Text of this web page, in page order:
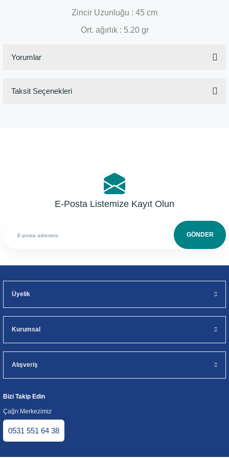
Zincir Uzunluğu : 45 cm
Ort. ağırlık : 5.20 gr
Yorumlar
Taksit Seçenekleri
E-Posta Listemize Kayıt Olun
GÖNDER
Üyelik
Kurumsal
Alışveriş
Bizi Takip Edin
Çağrı Merkezimiz
0531 551 64 38